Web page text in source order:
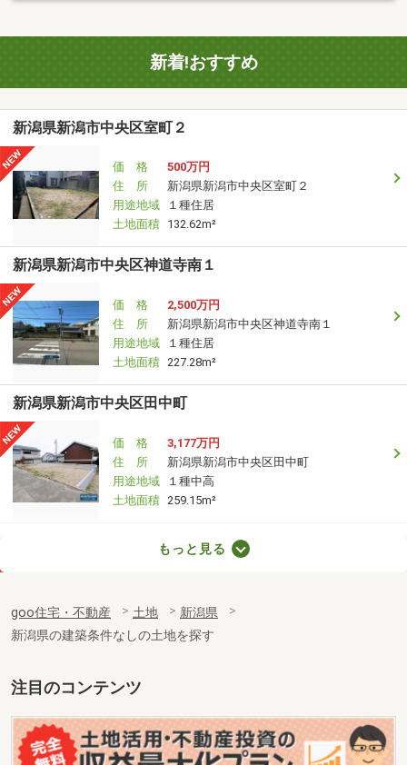
新着!おすすめ
新潟県新潟市中央区室町２
価 格
500万円
住 所
新潟県新潟市中央区室町２
用途地域
１種住居
土地面積 132.62m²
新潟県新潟市中央区神道寺南１
価 格
2,500万円
住 所
新潟県新潟市中央区神道寺南１
用途地域
１種住居
土地面積 227.28m²
新潟県新潟市中央区田中町
価 格
3,177万円
住 所
新潟県新潟市中央区田中町
用途地域
１種中高
土地面積 259.15m²
新潟県新潟市東区竹尾３
用途地域
１種中高
土地面積 175.2m²
新潟県新潟市東区河渡新町２
価 格
1,270万円
住 所
新潟県新潟市東区河渡新町２
用途地域 １種住居
もっと見る
goo住宅・不動産 土地
新潟県
新潟県の建築条件なしの土地を探す
注目のコンテンツ